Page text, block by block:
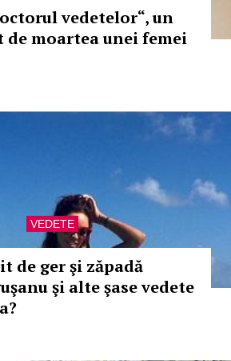
vedetelor“, un
moartea unei femei
VEDETE
de ger şi zăpadă
şi alte şase vedete